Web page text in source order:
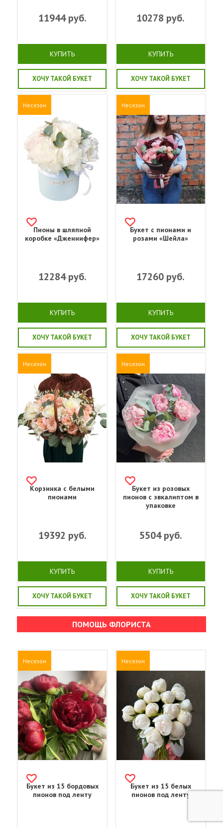
11944руб.
КУПИТЬ
ХОЧУ ТАКОЙ БУКЕТ
10278 руб.
КУПИТЬ
ХОЧУ ТАКОЙ БУКЕТ
Несезон
Пионы в шляпной
коробке «Дженнифер»
12284руб.
КУПИТЬ
ХОЧУ ТАКОЙ БУКЕТ
Несезон
Букет с пионами и
розами «Шейла»
17260 руб.
КУПИТЬ
ХОЧУ ТАКОЙ БУКЕТ
Несезон
Корзинка с белыми
пионами
19392 руб.
КУПИТЬ
ХОЧУ ТАКОЙ БУКЕТ
Несезон
Букет из розовых
пионов с эвкалиптом в
упаковке
5504руб.
КУПИТЬ
ХОЧУ ТАКОЙ БУКЕТ
ПОМОЩЬ ФЛОРИСТА
Несезон
Букет из 15 бордовых
пионов под ленту
Несезон
Букет из 15 белых
пионов под ленту